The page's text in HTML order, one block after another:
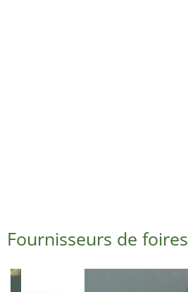
Fournisseurs de foires